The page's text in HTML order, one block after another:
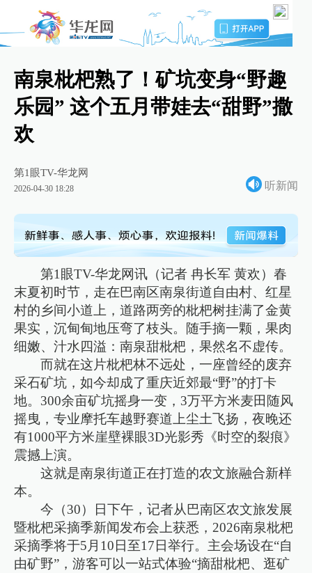
南泉枇杷熟了！矿坑变身“野趣
乐园” 这个五月带娃去“甜野”撒
欢
第1眼TV-华龙网
2026-04-30 18:28 听新闻
第1眼TV-华龙网讯（记者 冉长军 黄欢）春
末夏初时节，走在巴南区南泉街道自由村、红星
村的乡间小道上，道路两旁的枇杷树挂满了金黄
果实，沉甸甸地压弯了枝头。随手摘一颗，果肉
细嫩、汁水四溢：南泉甜枇杷，果然名不虚传。
而就在这片枇杷林不远处，一座曾经的废弃
采石矿坑，如今却成了重庆近郊最“野”的打卡
地。300余亩矿坑摇身一变，3万平方米麦田随风
摇曳，专业摩托车越野赛道上尘土飞扬，夜晚还
有1000平方米崖壁裸眼3D光影秀《时空的裂痕》
震撼上演。
这就是南泉街道正在打造的农文旅融合新样
本。
今（30）日下午，记者从巴南区农文旅发展
暨枇杷采摘季新闻发布会上获悉，2026南泉枇杷
采摘季将于5月10日至17日举行。主会场设在“自
由矿野”，游客可以一站式体验“摘甜枇杷、逛矿